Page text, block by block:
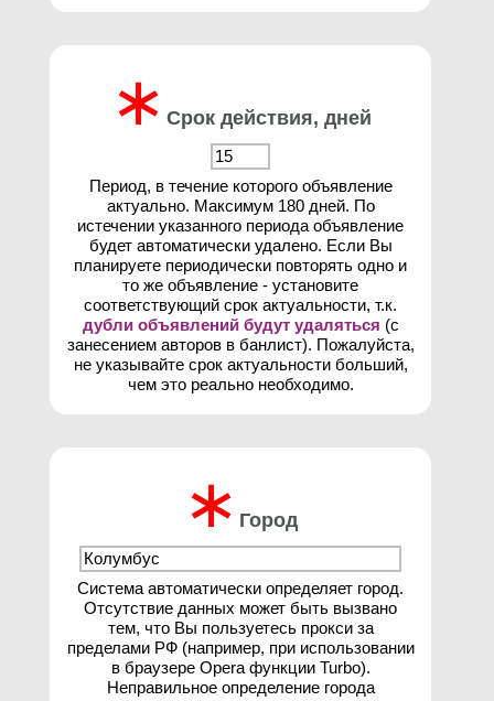
∗ Срок действия, дней
Период, в течение которого объявление
актуально. Максимум 180 дней. По
истечении указанного периода объявление
будет автоматически удалено. Если Вы
планируете периодически повторять одно и
то же объявление - установите
соответствующий срок актуальности, т.к.
дубли объявлений будут удаляться (с
занесением авторов в банлист). Пожалуйста,
не указывайте срок актуальности больший,
чем это реально необходимо.
∗ Город
Система автоматически определяет город.
Отсутствие данных может быть вызвано
тем, что Вы пользуетесь прокси за
пределами РФ (например, при использовании
в браузере Opera функции Turbo).
Неправильное определение города